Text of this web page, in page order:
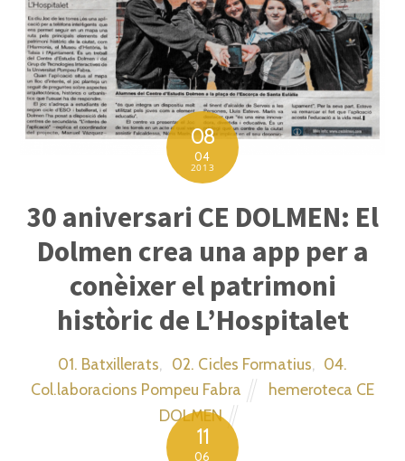
08
04
2013
30 aniversari CE DOLMEN: El
Dolmen crea una app per a
conèixer el patrimoni
històric de L’Hospitalet
01. Batxillerats 02. Cicles Formatius
04.
Col.laboracions Pompeu Fabra
hemeroteca CE
DOLMEN
11
06